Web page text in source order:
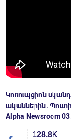
Կոռուպցիոն
ականներին.
Alpha Newsroom
128.8K